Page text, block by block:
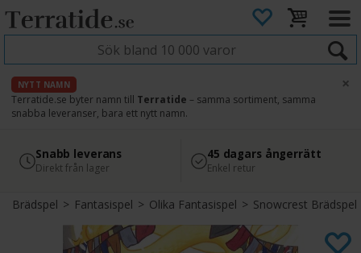
NYTT NAMN
Terratide.se byter namn till Terratide – samma sortiment, samma
snabba leveranser, bara ett nytt namn.
×
4.8
Läs omdömen på Google
Säker betalning
med Svea
Snabb leverans
Direkt från lager
45 dagars ångerrätt
Enkel retur
Brädspel> Fantasispel>Olika Fantasispel>Snowcrest Brädspel